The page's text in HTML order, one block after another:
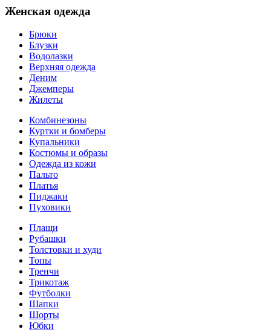
Женская одежда
Брюки
Блузки
Водолазки
Верхняя одежда
Деним
Джемперы
Жилеты
Комбинезоны
Куртки и бомберы
Купальники
Костюмы и образы
Одежда из кожи
Пальто
Платья
Пиджаки
Пуховики
Плащи
Рубашки
Толстовки и худи
Топы
Тренчи
Трикотаж
Футболки
Шапки
Шорты
Юбки